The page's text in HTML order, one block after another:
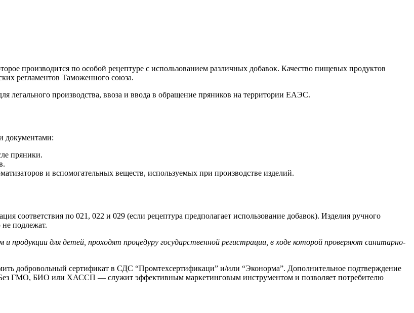
производится по особой рецептуре с использованием различных добавок. Качество пищевых продуктов
регламентов Таможенного союза.
легального производства, ввоза и ввода в обращение пряников на территории ЕАЭС.
документами:
пряники.
и вспомогательных веществ, используемых при производстве изделий.
соответствия по 021, 022 и 029 (если рецептура предполагает использование добавок). Изделия ручного
подлежат.
для детей, проходят процедуру государственной регистрации, в ходе которой проверяют санитарно-
добровольный сертификат в СДС “Промтехсертификаци” и/или “Эконорма”. Дополнительное подтверждение
Без ГМО, БИО или ХАССП — служит эффективным маркетинговым инструментом и позволяет потребителю